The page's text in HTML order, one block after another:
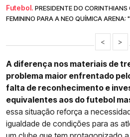
Futebol. PRESIDENTE DO CORINTHIANS
FEMININO PARA A NEO QUÍMICA ARENA:
< >
A diferença nos materiais de
problema maior enfrentado
falta de reconhecimento e
equivalentes aos do futebol
essa situação reforça a
igualdade de condições para as